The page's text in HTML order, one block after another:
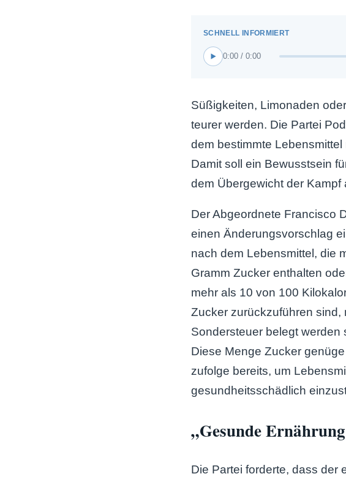
0:00 / 0:00
Süßigkeiten, Limonaden
teurer werden. Die Partei
dem bestimmte
Damit soll ein Bewusstsein
dem Übergewicht der Kampf
Der Abgeordnete Francisco
einen Änderungsvorschlag
nach dem Lebensmittel, die
Gramm Zucker enthalten
mehr als 10 von 100
Zucker zurückzuführen sind,
Sondersteuer belegt werden
Diese Menge Zucker
zufolge bereits, um
gesundheitsschädlich
„Gesunde
Die Partei forderte, dass der